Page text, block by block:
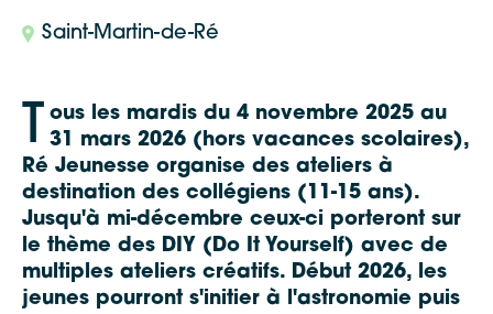
Saint-Martin-de-Ré
T
ous les mardis du 4 novembre 2025 au
31 mars 2026 (hors vacances scolaires),
Ré Jeunesse organise des ateliers à
destination des collégiens (11-15 ans).
Jusqu'à mi-décembre ceux-ci porteront sur
le thème des DIY (Do It Yourself) avec de
multiples ateliers créatifs. Début 2026, les
jeunes pourront s'initier à l'astronomie puis